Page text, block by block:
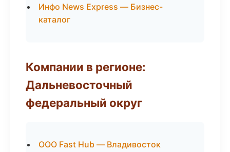
Инфо News Express — Бизнес-
каталог
Компании в регионе:
Дальневосточный
федеральный округ
ООО Fast Hub — Владивосток